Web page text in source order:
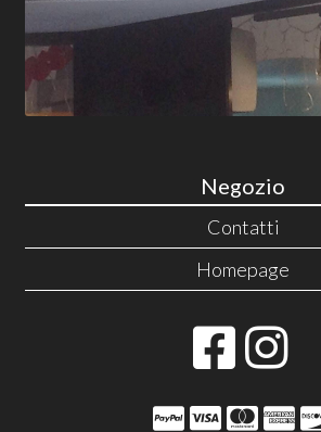
Negozio
Contatti
Homepage